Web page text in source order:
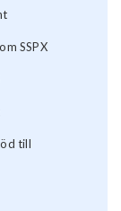
SSPX
till